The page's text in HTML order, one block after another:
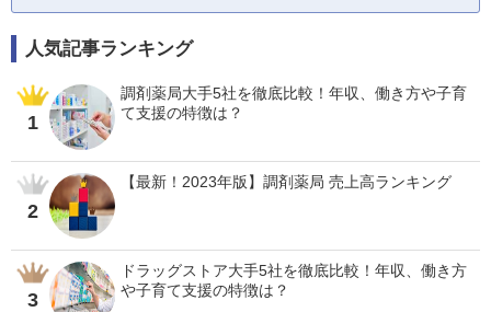
人気記事ランキング
1
調剤薬局大手5社を徹底比較！年収、働き方や子育
て支援の特徴は？
2
【最新！2023年版】調剤薬局 売上高ランキング
3
ドラッグストア大手5社を徹底比較！年収、働き方
や子育て支援の特徴は？